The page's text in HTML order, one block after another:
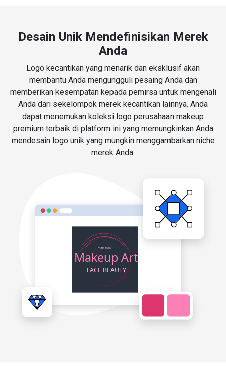
Desain Unik Mendefinisikan Merek
Anda
Logo kecantikan yang menarik dan eksklusif akan
membantu Anda mengungguli pesaing Anda dan
memberikan kesempatan kepada pemirsa untuk mengenali
Anda dari sekelompok merek kecantikan lainnya. Anda
dapat menemukan koleksi logo perusahaan makeup
premium terbaik di platform ini yang memungkinkan Anda
mendesain logo unik yang mungkin menggambarkan niche
merek Anda.